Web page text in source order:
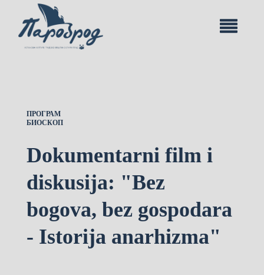
ПРОГРАМ
БИОСКОП
Dokumentarni film i
diskusija: "Bez
bogova, bez gospodara
- Istorija anarhizma"